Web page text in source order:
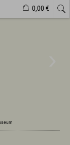
0,00 €